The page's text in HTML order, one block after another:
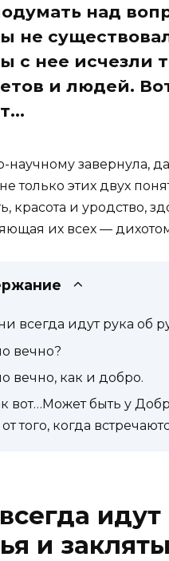
над
не
с нее исчезли
и людей.
научному завернула,
не только этих двух
красота и уродство,
их всех —
всегда идут рука об
вечно?
вечно, как и добро.
вот…Может быть у
того, когда
и